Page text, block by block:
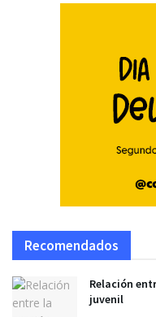
Recomendados
Relación
juvenil